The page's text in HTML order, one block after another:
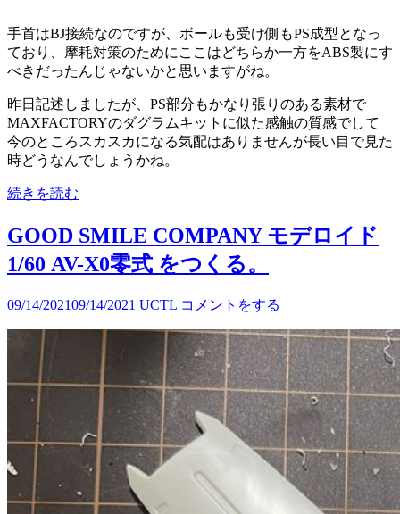
手首はBJ接続なのですが、ボールも受け側もPS成型となっ
ており、摩耗対策のためにここはどちらか一方をABS製にす
べきだったんじゃないかと思いますがね。
昨日記述しましたが、PS部分もかなり張りのある素材で
MAXFACTORYのダグラムキットに似た感触の質感でして
今のところスカスカになる気配はありませんが長い目で見た
時どうなんでしょうかね。
続きを読む
GOOD SMILE COMPANY モデロイド
1/60 AV-X0零式 をつくる。
09/14/202109/14/2021 UCTL コメントをする